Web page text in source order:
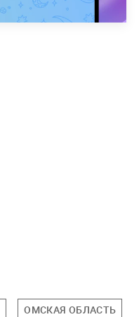
ОМСКАЯ ОБЛАСТЬ